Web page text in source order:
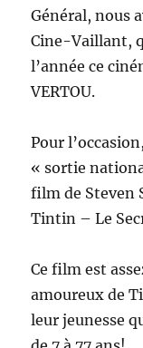
Général, nous
Cine-Vaillant,
l’année ce
VERTOU.
Pour
« sortie
film de Steven
Tintin – Le
Ce film est
amoureux de
leur jeunesse